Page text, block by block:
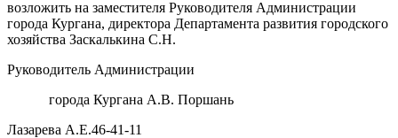
возложить на заместителя Руководителя Администрации
города Кургана, директора Департамента развития городского
хозяйства Заскалькина С.Н.
Руководитель Администрации
города Кургана А.В. Поршань
Лазарева А.Е.46-41-11